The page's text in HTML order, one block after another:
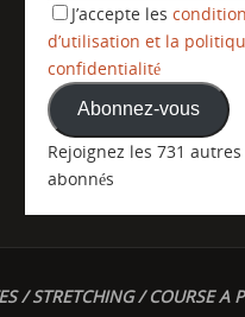
J’accepte les
d’utilisation et la
confidentialité
Abonnez-vous
Rejoignez les 731 autres
abonnés
/ STRETCHING / COURSE